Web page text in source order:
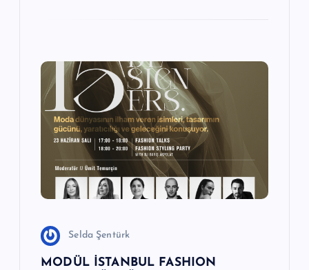
Selda Şentürk
MODÜL İSTANBUL FASHION